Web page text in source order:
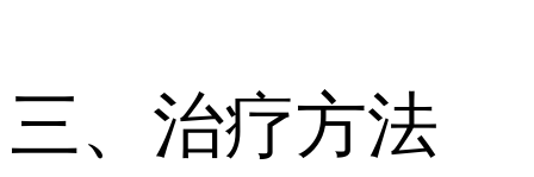
三、治疗方法